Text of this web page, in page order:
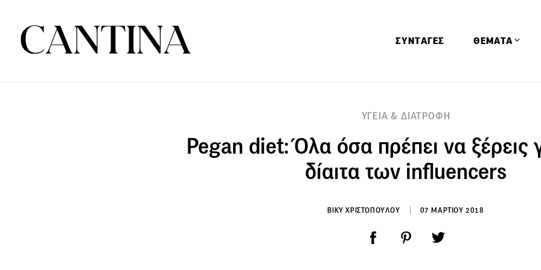
ΣΥΝΤΑΓΕΣ ΘΕΜΑΤΑ
Ειδήσεις
Έρευνες
ΥΓΕΙΑ & ΔΙΑΤΡΟΦΗ
Pegan diet: Όλα όσα πρέπει να ξέρεις
δίαιτα των influencers
ΒΙΚΥ ΧΡΙΣΤΟΠΟΥΛΟΥ 07 ΜΑΡΤΙΟΥ 2018